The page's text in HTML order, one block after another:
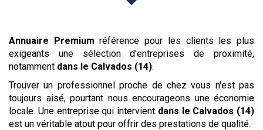
Annuaire Premium référence pour les clients les plus
exigeants une sélection d'entreprises de proximité,
notamment dans le Calvados (14).
Trouver un professionnel proche de chez vous n'est pas
toujours aisé, pourtant nous encourageons une économie
locale. Une entreprise qui intervient dans le Calvados (14)
est un véritable atout pour offrir des prestations de qualité.